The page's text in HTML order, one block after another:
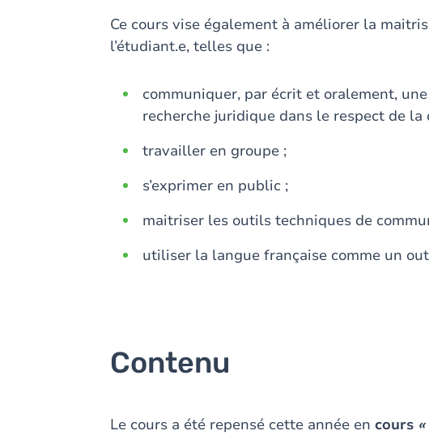
Ce cours vise également à améliorer la
l’étudiant.e, telles que :
communiquer, par écrit et oralement,
recherche juridique dans le respect de
travailler en groupe ;
s’exprimer en public ;
maitriser les outils techniques de
utiliser la langue française comme un
Contenu
Le cours a été repensé cette année en cours